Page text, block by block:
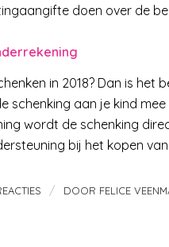
doen over de
in 2018? Dan is
schenking aan je kind
wordt de schenking
bij het kopen
/ DOOR FELICE